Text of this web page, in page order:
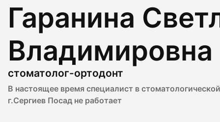
Ортодонтия
Хирургия
Гаранина
Владимировна
стоматолог-ортодонт
В настоящее время специалист в
г.Сергиев Посад не работает